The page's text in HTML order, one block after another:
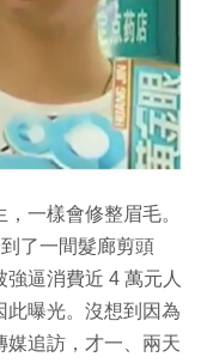
一樣會修整眉毛。
了一間髮廊剪頭
逼消費近 4 萬元人
此曝光。沒想到因為
媒追訪，才一、兩天